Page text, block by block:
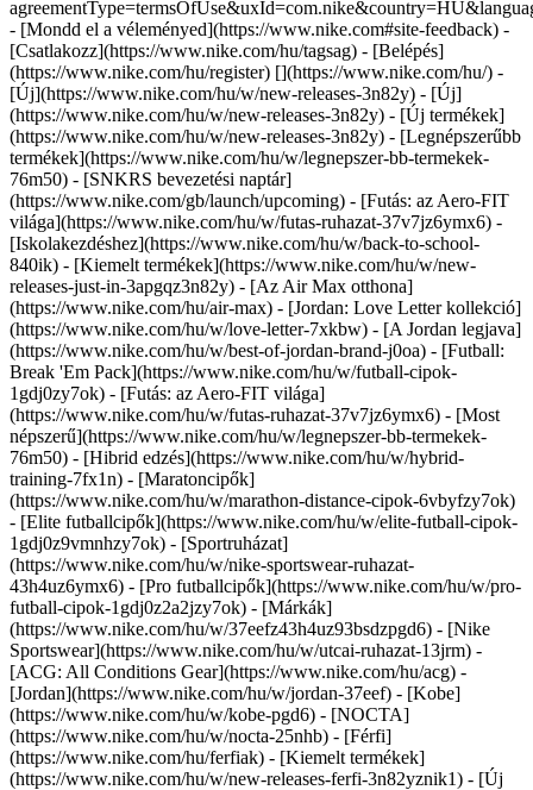
- [Mondd el a véleményed](https://www.nike.com#site-feedback) -
[Csatlakozz](https://www.nike.com/hu/tagsag) - [Belépés]
(https://www.nike.com/hu/register) [](https://www.nike.com/hu/) -
[Új](https://www.nike.com/hu/w/new-releases-3n82y) - [Új]
(https://www.nike.com/hu/w/new-releases-3n82y) - [Új termékek]
(https://www.nike.com/hu/w/new-releases-3n82y) - [Legnépszerűbb
termékek](https://www.nike.com/hu/w/legnepszer-bb-termekek-
76m50) - [SNKRS bevezetési naptár]
(https://www.nike.com/gb/launch/upcoming) - [Futás: az Aero-FIT
világa](https://www.nike.com/hu/w/futas-ruhazat-37v7jz6ymx6) -
[Iskolakezdéshez](https://www.nike.com/hu/w/back-to-school-
840ik) - [Kiemelt termékek](https://www.nike.com/hu/w/new-
releases-just-in-3apgqz3n82y) - [Az Air Max otthona]
(https://www.nike.com/hu/air-max) - [Jordan: Love Letter kollekció]
(https://www.nike.com/hu/w/love-letter-7xkbw) - [A Jordan legjava]
(https://www.nike.com/hu/w/best-of-jordan-brand-j0oa) - [Futball:
Break 'Em Pack](https://www.nike.com/hu/w/futball-cipok-
1gdj0zy7ok) - [Futás: az Aero-FIT világa]
(https://www.nike.com/hu/w/futas-ruhazat-37v7jz6ymx6) - [Most
népszerű](https://www.nike.com/hu/w/legnepszer-bb-termekek-
76m50) - [Hibrid edzés](https://www.nike.com/hu/w/hybrid-
training-7fx1n) - [Maratoncipők]
(https://www.nike.com/hu/w/marathon-distance-cipok-6vbyfzy7ok)
- [Elite futballcipők](https://www.nike.com/hu/w/elite-futball-cipok-
1gdj0z9vmnhzy7ok) - [Sportruházat]
(https://www.nike.com/hu/w/nike-sportswear-ruhazat-
43h4uz6ymx6) - [Pro futballcipők](https://www.nike.com/hu/w/pro-
futball-cipok-1gdj0z2a2jzy7ok) - [Márkák]
(https://www.nike.com/hu/w/37eefz43h4uz93bsdzpgd6) - [Nike
Sportswear](https://www.nike.com/hu/w/utcai-ruhazat-13jrm) -
[ACG: All Conditions Gear](https://www.nike.com/hu/acg) -
[Jordan](https://www.nike.com/hu/w/jordan-37eef) - [Kobe]
(https://www.nike.com/hu/w/kobe-pgd6) - [NOCTA]
(https://www.nike.com/hu/w/nocta-25nhb) - [Férfi]
(https://www.nike.com/hu/ferfiak) - [Kiemelt termékek]
(https://www.nike.com/hu/w/new-releases-ferfi-3n82yznik1) - [Új